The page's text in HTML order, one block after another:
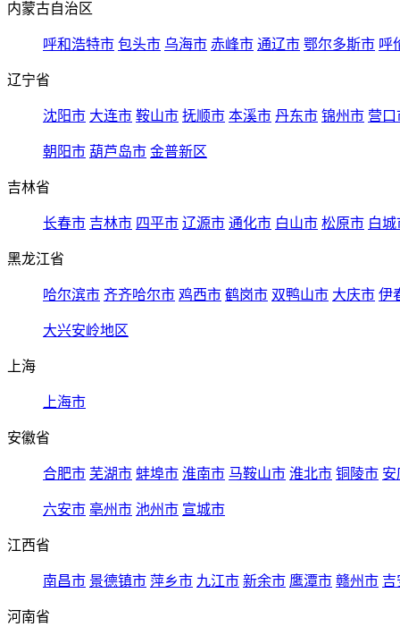
内蒙古自治区
呼和浩特市 包头市 乌海市 赤峰市 通辽市 鄂尔多斯市 呼
辽宁省
沈阳市 大连市 鞍山市 抚顺市 本溪市 丹东市 锦州市 营口
朝阳市 葫芦岛市 金普新区
吉林省
长春市 吉林市 四平市 辽源市 通化市 白山市 松原市 白城
黑龙江省
哈尔滨市 齐齐哈尔市 鸡西市 鹤岗市 双鸭山市 大庆市 伊
大兴安岭地区
上海
上海市
安徽省
合肥市 芜湖市 蚌埠市 淮南市 马鞍山市 淮北市 铜陵市 安
六安市 亳州市 池州市 宣城市
江西省
南昌市 景德镇市 萍乡市 九江市 新余市 鹰潭市 赣州市 吉
河南省